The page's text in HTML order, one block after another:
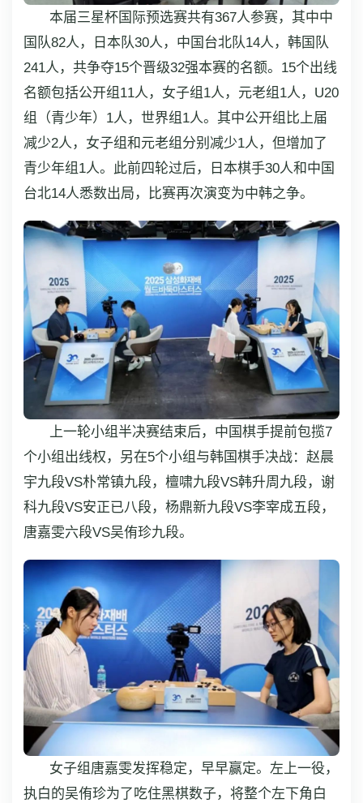
本届三星杯国际预选赛共有367人参赛，其中中
国队82人，日本队30人，中国台北队14人，韩国队
241人，共争夺15个晋级32强本赛的名额。15个出线
名额包括公开组11人，女子组1人，元老组1人，U20
组（青少年）1人，世界组1人。其中公开组比上届
减少2人，女子组和元老组分别减少1人，但增加了
青少年组1人。此前四轮过后，日本棋手30人和中国
台北14人悉数出局，比赛再次演变为中韩之争。
上一轮小组半决赛结束后，中国棋手提前包揽7
个小组出线权，另在5个小组与韩国棋手决战：赵晨
宇九段VS朴常镇九段，檀啸九段VS韩升周九段，谢
科九段VS安正已八段，杨鼎新九段VS李宰成五段，
唐嘉雯六段VS吴侑珍九段。
女子组唐嘉雯发挥稳定，早早赢定。左上一役，
执白的吴侑珍为了吃住黑棋数子，将整个左下角白